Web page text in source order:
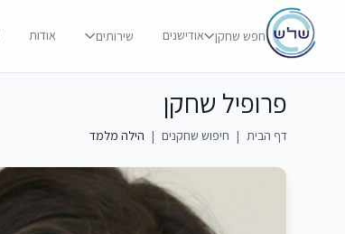
חפש שחקן אודישנים שירותים אודות
פרופיל שחקן
דף הבית | חיפוש שחקנים | הילה מלמד